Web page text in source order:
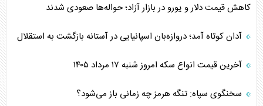
کاهش قیمت دلار و یورو در بازار آزاد؛ حواله‌ها صعودی شدند
آدان کوتاه آمد؛ دروازه‌بان اسپانیایی در آستانه بازگشت به استقلال
آخرین قیمت انواع سکه امروز شنبه ۱۷ مرداد ۱۴۰۵
سخنگوی سپاه: تنگه هرمز چه زمانی باز می‌شود؟